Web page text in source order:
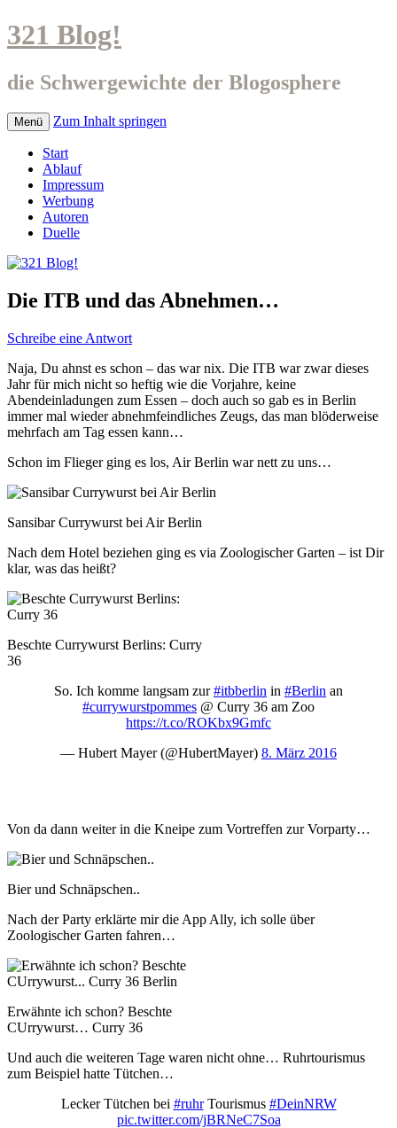
321 Blog!
die Schwergewichte der Blogosphere
Menü Zum Inhalt springen
Start
Ablauf
Impressum
Werbung
Autoren
Duelle
Die ITB und das Abnehmen…
Schreibe eine Antwort
Naja, Du ahnst es schon – das war nix. Die ITB war zwar dieses
Jahr für mich nicht so heftig wie die Vorjahre, keine
Abendeinladungen zum Essen – doch auch so gab es in Berlin
immer mal wieder abnehmfeindliches Zeugs, das man blöderweise
mehrfach am Tag essen kann…
Schon im Flieger ging es los, Air Berlin war nett zu uns…
Sansibar Currywurst bei Air Berlin
Nach dem Hotel beziehen ging es via Zoologischer Garten – ist Dir
klar, was das heißt?
Beschte Currywurst Berlins: Curry
36
So. Ich komme langsam zur#itbberlin in #Berlin an
#currywurstpommes @ Curry 36 am Zoo
https://t.co/ROKbx9Gmfc
— Hubert Mayer (@HubertMayer) 8. März 2016
Von da dann weiter in die Kneipe zum Vortreffen zur Vorparty…
Bier und Schnäpschen..
Nach der Party erklärte mir die App Ally, ich solle über
Zoologischer Garten fahren…
Erwähnte ich schon? Beschte
CUrrywurst… Curry 36
Und auch die weiteren Tage waren nicht ohne… Ruhrtourismus
zum Beispiel hatte Tütchen…
Lecker Tütchen bei #ruhrTourismus #DeinNRW
pic.twitter.com/jBRNeC7Soa